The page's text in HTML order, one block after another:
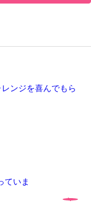
ていま
ンジを喜んでもら